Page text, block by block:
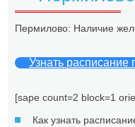
Пермилово: Наличие
Узнать расписание
[sape count=2 block=1
Как узнать